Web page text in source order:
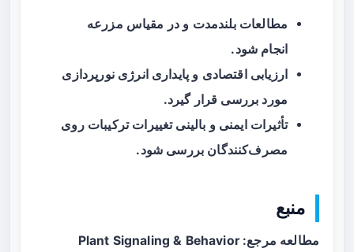
مطالعات بلندمدت و در مقیاس مزرعه
انجام شود.
ارزیابی اقتصادی و پایداری انرژی نورپردازی
مورد بررسی قرار گیرد.
تأثیرات ایمنی و بالینی تغییرات ترکیبات روی
مصرف‌کنندگان بررسی شود.
منبع
مطالعه مرجع: Plant Signaling & Behavior